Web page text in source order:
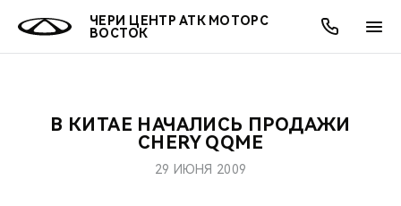
ЧЕРИ ЦЕНТР АТК МОТОРС
ВОСТОК
МОДЕЛИ
ПОКУПАТЕЛЯМ
ВЛАДЕЛЬЦАМ
МИР CHERY
АКЦИИ
ОНЛАЙН СЕРВИСЫ
О КОМПАНИИ
В КИТАЕ НАЧАЛИСЬ ПРОДАЖИ
CHERY QQME
29 ИЮНЯ 2009